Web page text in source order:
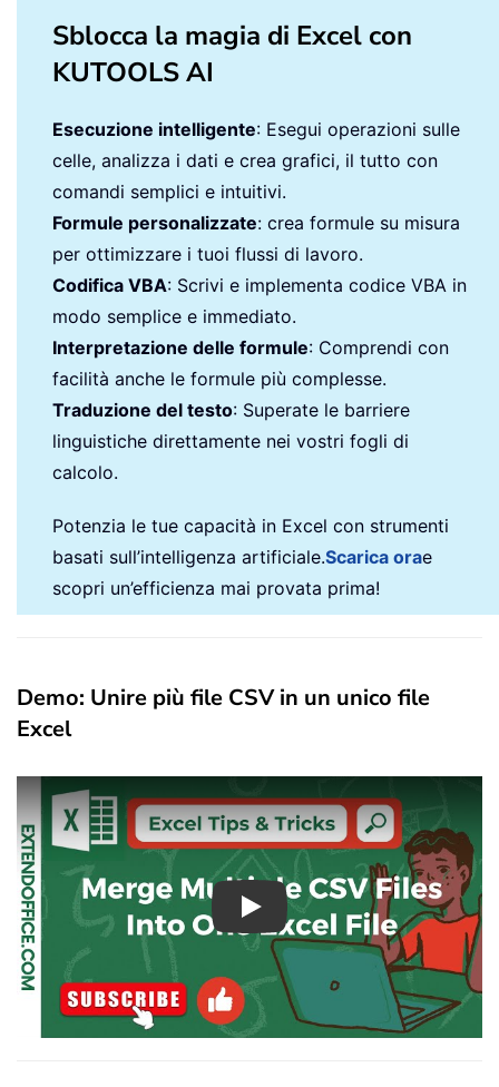
Sblocca la magia di Excel con
KUTOOLS AI
Esecuzione intelligente: Esegui operazioni sulle
celle, analizza i dati e crea grafici, il tutto con
comandi semplici e intuitivi.
Formule personalizzate: crea formule su misura
per ottimizzare i tuoi flussi di lavoro.
Codifica VBA: Scrivi e implementa codice VBA in
modo semplice e immediato.
Interpretazione delle formule: Comprendi con
facilità anche le formule più complesse.
Traduzione del testo: Superate le barriere
linguistiche direttamente nei vostri fogli di
calcolo.
Potenzia le tue capacità in Excel con strumenti
basati sull’intelligenza artificiale.Scarica orae
scopri un’efficienza mai provata prima!
Demo: Unire più file CSV in un unico file
Excel
Play